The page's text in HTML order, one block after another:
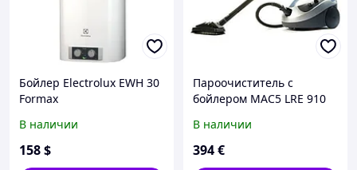
Бойлер Electrolux EWH 30
Formax
В наличии
158$
Пароочиститель с
бойлером МАС5 LRE 910
В наличии
394€